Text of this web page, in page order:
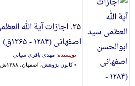
۳۵. اجازات آیة الله
اصفهانی (۱۲۸۴ - ۱۳۶۵ق)‬
نویسنده: مهدی باقری سیانی
•کانون پژوهش، اصفهان، ۱۳۸۸ش.